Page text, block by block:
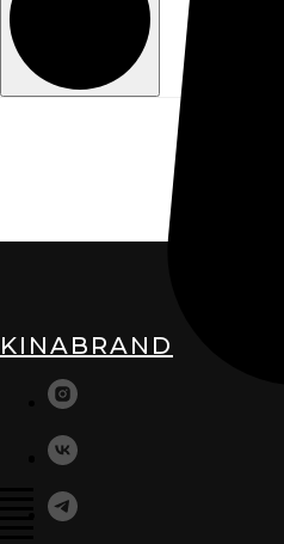
KINABRAND